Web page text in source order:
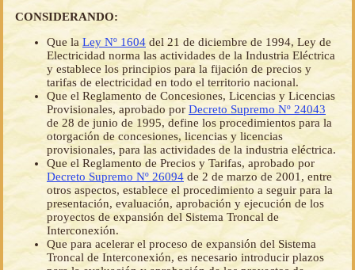
CONSIDERANDO:
Que laLey Nº 1604 del 21 de diciembre de 1994, Ley de
Electricidad norma las actividades de la Industria Eléctrica
y establece los principios para la fijación de precios y
tarifas de electricidad en todo el territorio nacional.
Que el Reglamento de Concesiones, Licencias y Licencias
Provisionales, aprobado por Decreto Supremo Nº 24043
de 28 de junio de 1995, define los procedimientos para la
otorgación de concesiones, licencias y licencias
provisionales, para las actividades de la industria eléctrica.
Que el Reglamento de Precios y Tarifas, aprobado por
Decreto Supremo Nº 26094 de 2 de marzo de 2001, entre
otros aspectos, establece el procedimiento a seguir para la
presentación, evaluación, aprobación y ejecución de los
proyectos de expansión del Sistema Troncal de
Interconexión.
Que para acelerar el proceso de expansión del Sistema
Troncal de Interconexión, es necesario introducir plazos